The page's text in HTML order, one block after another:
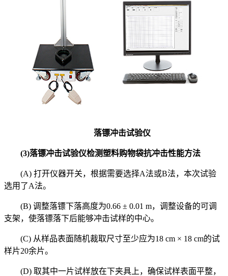
落镖冲击试验仪
(3)落镖冲击试验仪检测塑料购物袋抗冲击性能方法
(A) 打开仪器开关，根据需要选择A法或B法，本次试验
选用了A法。
(B) 调整落镖下落高度为0.66 ± 0.01 m，调整设备的可调
支架，使落镖落下后能够冲击试样的中心。
(C) 从样品表面随机裁取尺寸至少应为18 cm × 18 cm的试
样片20余片。
(D) 取其中一片试样放在下夹具上，确保试样表面平整，